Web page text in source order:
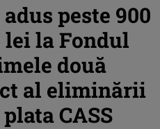
peste 900
lei la Fondul
două
al eliminării
CASS